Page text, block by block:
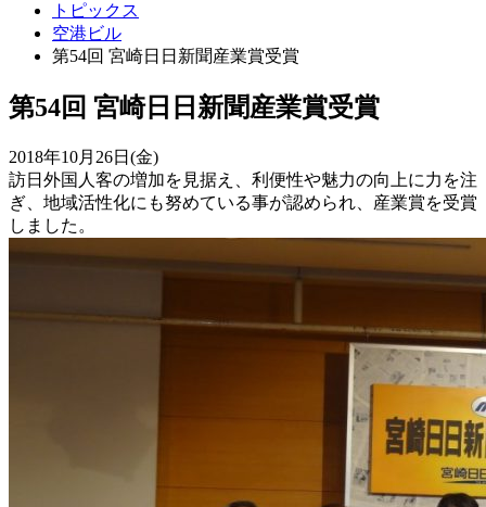
トピックス
空港ビル
第54回 宮崎日日新聞産業賞受賞
第54回 宮崎日日新聞産業賞受賞
2018年10月26日(金)
訪日外国人客の増加を見据え、利便性や魅力の向上に力を注
ぎ、地域活性化にも努めている事が認められ、産業賞を受賞
しました。